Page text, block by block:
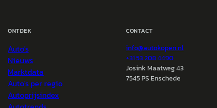
ONTDEK
Auto's
Nieuws
Marktdata
Auto's per regio
Autoprijsindex
CONTACT
info@autokopen.nl
+31 53 208 4490
Josink Maatweg 43
7545 PS Enschede